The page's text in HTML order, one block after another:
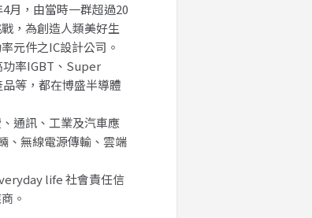
月，由當時一群超過20
，為創造人類美好生
元件之IC設計公司。
功率IGBT、Super
等，都在博盛半導體
通訊、工業及汽車應
、無線電源傳輸、雲端
life 社會責任信
。